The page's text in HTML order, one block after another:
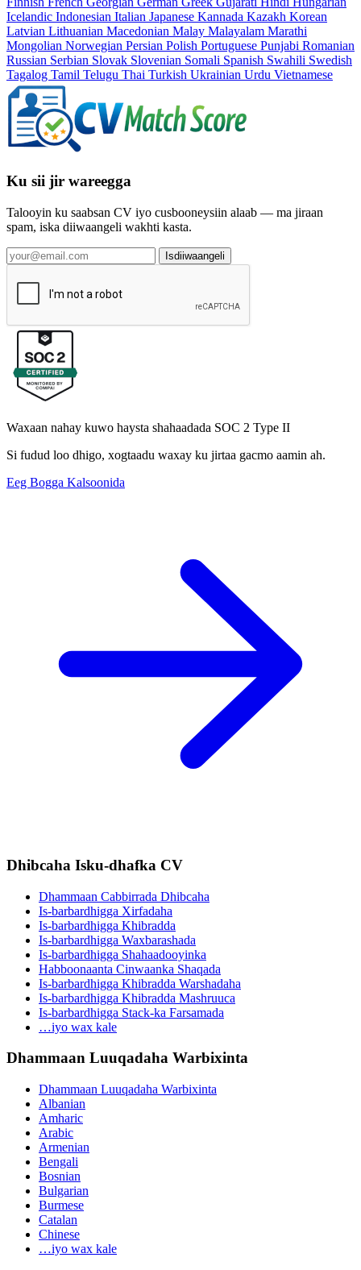
Icelandic Indonesian Italian Japanese Kannada Kazakh Korean
Latvian Lithuanian Macedonian Malay Malayalam Marathi
Mongolian Norwegian Persian Polish Portuguese Punjabi Romanian
Russian Serbian Slovak Slovenian Somali Spanish Swahili Swedish
Tagalog Tamil Telugu Thai Turkish Ukrainian Urdu Vietnamese
Ku sii jir wareegga
Talooyin ku saabsan CV iyo cusbooneysiin alaab — ma jiraan
spam, iska diiwaangeli wakhti kasta.
Isdiiwaangeli
Waxaan nahay kuwo haysta shahaadada SOC 2 Type II
Si fudud loo dhigo, xogtaadu waxay ku jirtaa gacmo aamin ah.
Eeg Bogga Kalsoonida
Dhibcaha Isku-dhafka CV
Dhammaan Cabbirrada Dhibcaha
Is-barbardhigga Xirfadaha
Is-barbardhigga Khibradda
Is-barbardhigga Waxbarashada
Is-barbardhigga Shahaadooyinka
Habboonaanta Cinwaanka Shaqada
Is-barbardhigga Khibradda Warshadaha
Is-barbardhigga Khibradda Mashruuca
Is-barbardhigga Stack-ka Farsamada
…iyo wax kale
Dhammaan Luuqadaha Warbixinta
Dhammaan Luuqadaha Warbixinta
Albanian
Amharic
Arabic
Armenian
Bengali
Bosnian
Bulgarian
Burmese
Catalan
Chinese
…iyo wax kale